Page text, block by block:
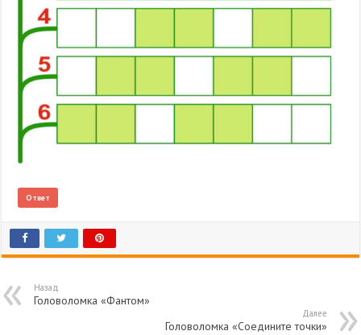
Ответ
Назад
Головоломка «Фантом»
Далее
Головоломка «Соедините точки»